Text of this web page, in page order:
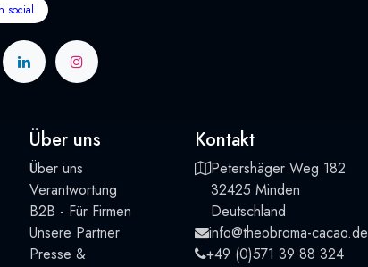
Über uns
Über uns
Verantwortung
B2B - Für Firmen
Unsere Partner
Presse &
Kontakt
Petershäger Weg 182
32425 Minden
Deutschland
info@theobroma-cacao.de
+49 (0)571 39 88 324